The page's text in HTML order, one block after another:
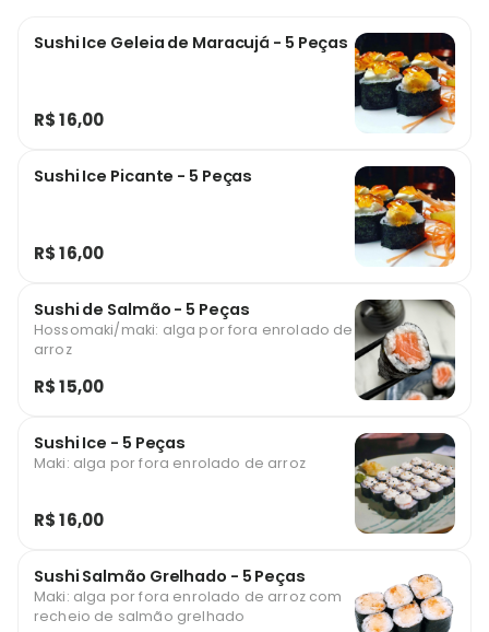
Sushi Ice Geleia de Maracujá - 5 Peças
R$ 16,00
Sushi Ice Picante - 5 Peças
R$ 16,00
Sushi de Salmão - 5 Peças
Hossomaki/maki: alga por fora enrolado de
arroz
R$ 15,00
Sushi Ice - 5 Peças
Maki: alga por fora enrolado de arroz
R$ 16,00
Sushi Salmão Grelhado - 5 Peças
Maki: alga por fora enrolado de arroz com
recheio de salmão grelhado